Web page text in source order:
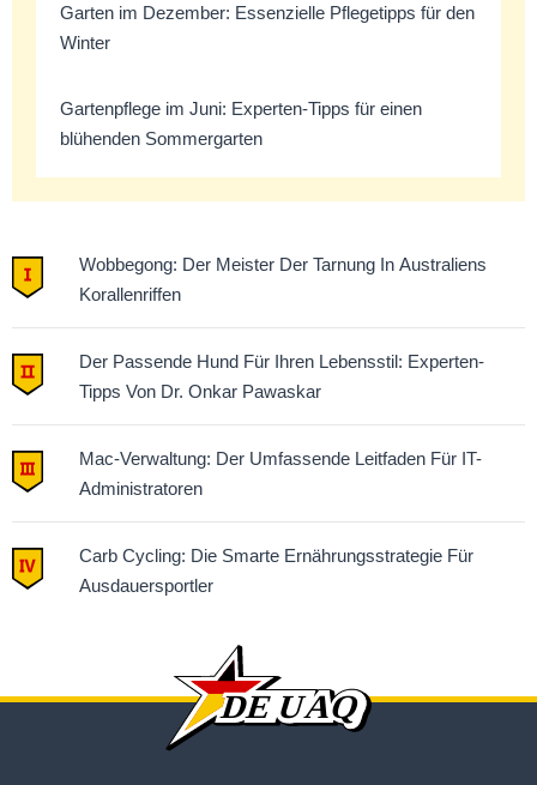
Garten im Dezember: Essenzielle Pflegetipps für den
Winter
Gartenpflege im Juni: Experten-Tipps für einen
blühenden Sommergarten
Wobbegong: Der Meister Der Tarnung In Australiens
Korallenriffen
Der Passende Hund Für Ihren Lebensstil: Experten-
Tipps Von Dr. Onkar Pawaskar
Mac-Verwaltung: Der Umfassende Leitfaden Für IT-
Administratoren
Carb Cycling: Die Smarte Ernährungsstrategie Für
Ausdauersportler